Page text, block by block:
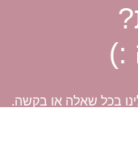
:)
בכל שאלה או בקשה.